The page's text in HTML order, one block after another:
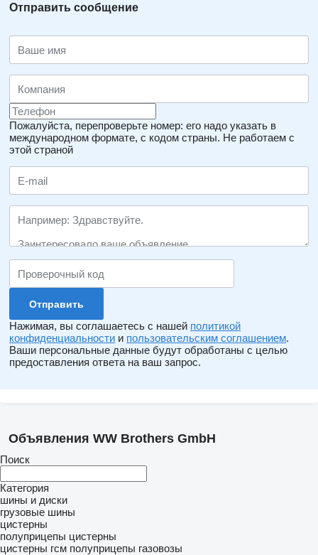
Отправить сообщение
Пожалуйста, перепроверьте номер: его надо указать в
международном формате, с кодом страны. Не работаем с
этой страной
Нажимая, вы соглашаетесь с нашей политикой
конфиденциальности и пользовательским соглашением.
Ваши персональные данные будут обработаны с целью
предоставления ответа на ваш запрос.
Объявления WW Brothers GmbH
Поиск
Категория
шины и диски
грузовые шины
цистерны
полуприцепы цистерны
цистерны гсм полуприцепы газовозы